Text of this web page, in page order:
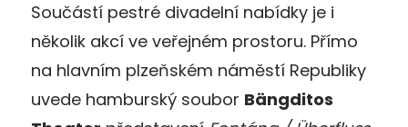
Součástí pestré divadelní nabídky je i
několik akcí ve veřejném prostoru. Přímo
na hlavním plzeňském náměstí Republiky
uvede hamburský soubor Bängditos